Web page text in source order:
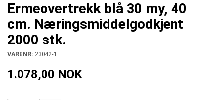
Ermeovertrekk blå 30 my, 40
cm. Næringsmiddelgodkjent
2000 stk.
VARENR: 23042-1
1.078,00 NOK